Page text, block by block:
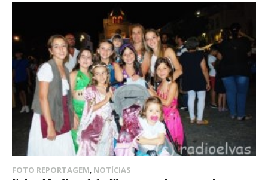
FOTO REPORTAGEM, NOTÍCIAS